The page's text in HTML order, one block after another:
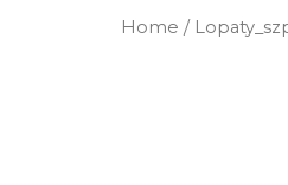
Home /